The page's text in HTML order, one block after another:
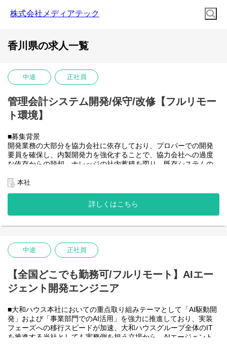
株式会社メディアテック
香川県の求人一覧
中途 正社員
管理会計システム開発/保守/改修【フルリモー
ト環境】
■募集背景
開発業務の大部分を協力会社に依存しており、プロパーでの開発
要員を確保し、内製開発力を強化することで、協力会社への過度
な依存からの脱却、ナレッジの社内蓄積を図り、既存システムの
応できるチームへと成長させていきたい。
■業務内容
大和ハウスグループ全体のITを推進する当社にて、グループ会社
(大和ハウス含)の社内システム開発、改修に携わって頂きます。
・HTML5 アプリケーション（JavaScript / jQuery / Vue.js）を用い
・CAP（Cloud Application Programming Model / Node.js）および
OData を用いたデータアクセス・バックエンド開発・保守
・SAP HANA SQL / Calculation View / Procedure によるデータモ
デリング・DB開発
国どこからでも働いていただけます。
入社日以外の出社は基本的にないので、入社後の勤務地は問いま
せん。また、働く時間に制限もなく、月160時間の勤務で、午前5
時～22時までの間であれば、自由な時間に働いていただけます。
本社
詳しくはこちら
中途 正社員
【全国どこでも勤務可/フルリモート】AIエー
ジェント開発エンジニア
■大和ハウス本社においての重点取り組みテーマとして「AI駆動開
発」および「事業部門でのAI活用」を強力に推進しており、実装
フェーズへの移行スピードが加速、大和ハウスグループ全体のIT
を推進する当社としても実務側を担う立場から、AIエージェント